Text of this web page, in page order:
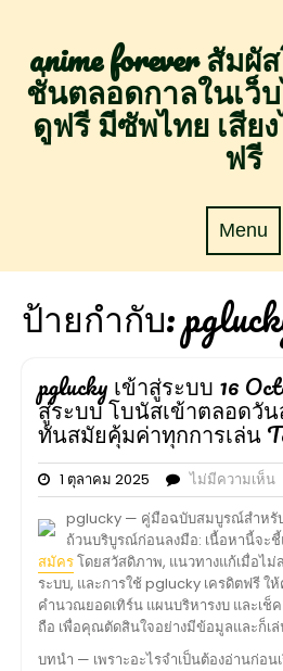
contentanime forever สัม
ชั่นตลอดกาลในเว็
ดูฟรี มีซัพไทย เสีย
ฟรี
Menu
ป้ายกำกับ:
pglucky เข้าสู่ระบบ 16
สู่ระบบ โบนัสเข้าตลอดวั
ทันสมัยคุ้มค่าทุกการเล่น
1 ตุลาคม 2025
ไม่มีความเห็น
pglucky — คู่มือฉบับสมบูรณ์สำหรั
ถ้วนบริบูรณ์ก่อนลงมือ: เนื้อหานี้จะ
สมัครโดยสวัสดิภาพ, แนวทางแก้เมื่อไ
ระบบ, และการใช้ pglucky เครดิตฟรี ใ
คำนวณยอดเทิร์น แผนบริหารงบ และเช็
ถือ เพื่อคุณตัดสินใจอย่างมีข้อมูลและก็เ
บทนำ — เพราะอะไรจำเป็นต้องอ่านก่อ